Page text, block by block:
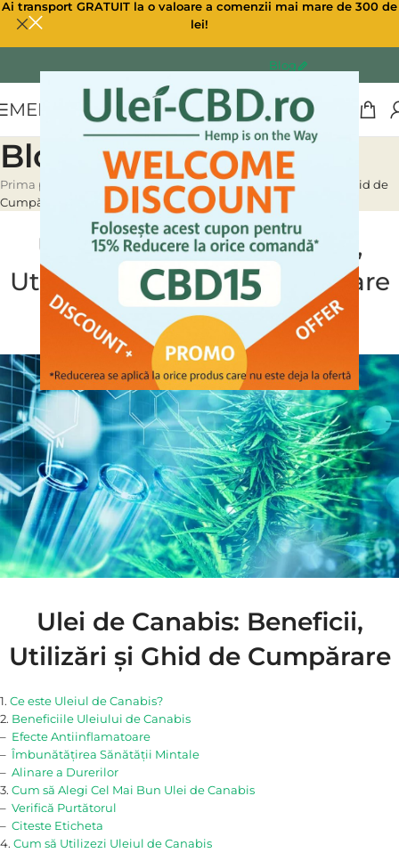
Ai transport GRATUIT la o valoare a comenzii mai mare de 300 de
lei!
Blog
MENU
Blog
Prima pagină Blog» Ulei de Canabis: Beneficii, Utilizări și Ghid de
Cumpărare în 2024
Ulei de Canabis: Beneficii,
Utilizări și Ghid de Cumpărare
în 2024
Ulei CBDOn 04/07/2024
Ulei de Canabis: Beneficii,
Utilizări și Ghid de Cumpărare
1. Ce este Uleiul de Canabis?
2. Beneficiile Uleiului de Canabis
– Efecte Antiinflamatoare
– Îmbunătățirea Sănătății Mintale
– Alinare a Durerilor
3. Cum să Alegi Cel Mai Bun Ulei de Canabis
– Verifică Purtătorul
– Citeste Eticheta
4. Cum să Utilizezi Uleiul de Canabis